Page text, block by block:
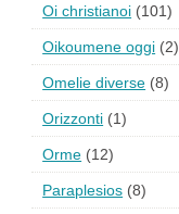
Oi christianoi (101)
Oikoumene oggi (2)
Omelie diverse (8)
Orizzonti (1)
Orme (12)
Paraplesios (8)